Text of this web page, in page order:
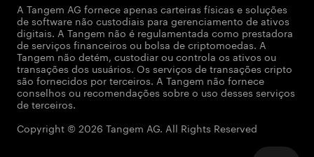
A Tangem AG fornece apenas carteiras físicas e soluções
de software não custodiais para gerenciamento de ativos
digitais. A Tangem não é regulamentada como prestadora
de serviços financeiros ou bolsa de criptomoedas. A
Tangem não detém, custodiar ou controla os ativos ou
transações dos usuários. Os serviços de transações cripto
são fornecidos por terceiros. A Tangem não fornece
conselhos ou recomendações sobre o uso desses serviços
de terceiros.